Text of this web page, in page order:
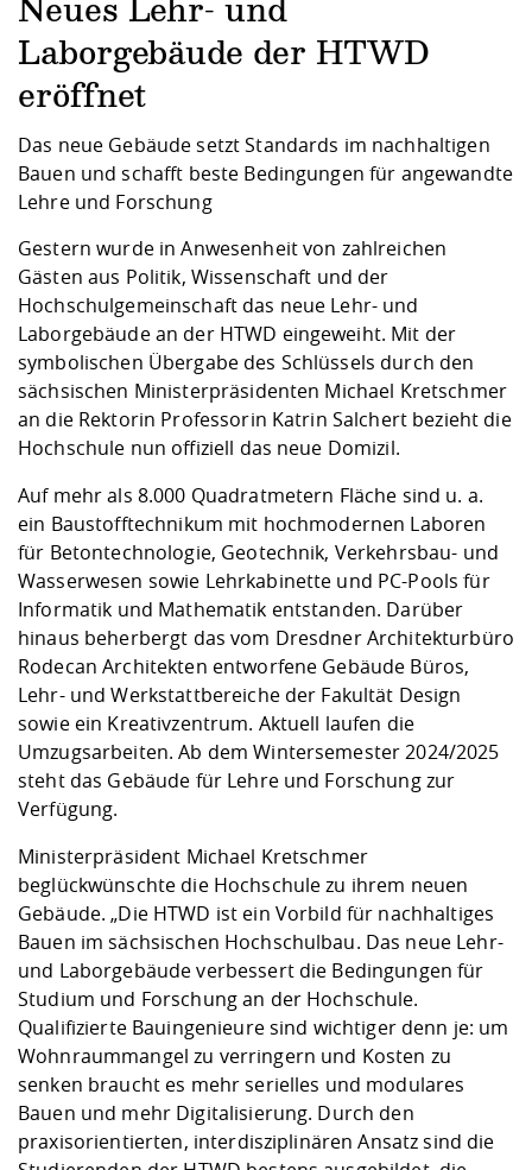
Vorbereitung
Studien- und
und Physik
Digitales Lernen
Fremdsprachen
Jobs, Praktika,
Studieren in
Studentenwerk
Angebote der
Arbeit
Career Service
Formulare und
Internationale
Formulare und
FIS -
Prototyping und
Kontakt &
Klimaschutz &
Förderverein
Gremien und
Maschinenbau
Angebote für
Kontakt und Anfahrt
Qualitätssicherung
Neues Lehr- und
Laborgebäude der HTWD
eröffnet
Das neue Gebäude setzt Standards im nachhaltigen
Bauen und schafft beste Bedingungen für angewandte
Lehre und Forschung
Gestern wurde in Anwesenheit von zahlreichen
Gästen aus Politik, Wissenschaft und der
Hochschulgemeinschaft das neue Lehr- und
Laborgebäude an der HTWD eingeweiht. Mit der
symbolischen Übergabe des Schlüssels durch den
sächsischen Ministerpräsidenten Michael Kretschmer
an die Rektorin Professorin Katrin Salchert bezieht die
Hochschule nun offiziell das neue Domizil.
Auf mehr als 8.000 Quadratmetern Fläche sind u. a.
ein Baustofftechnikum mit hochmodernen Laboren
für Betontechnologie, Geotechnik, Verkehrsbau- und
Wasserwesen sowie Lehrkabinette und PC-Pools für
Informatik und Mathematik entstanden. Darüber
hinaus beherbergt das vom Dresdner Architekturbüro
Rodecan Architekten entworfene Gebäude Büros,
Lehr- und Werkstattbereiche der Fakultät Design
sowie ein Kreativzentrum. Aktuell laufen die
Umzugsarbeiten. Ab dem Wintersemester 2024/2025
steht das Gebäude für Lehre und Forschung zur
Verfügung.
Ministerpräsident Michael Kretschmer
beglückwünschte die Hochschule zu ihrem neuen
Gebäude. „Die HTWD ist ein Vorbild für nachhaltiges
Bauen im sächsischen Hochschulbau. Das neue Lehr-
und Laborgebäude verbessert die Bedingungen für
Studium und Forschung an der Hochschule.
Qualifizierte Bauingenieure sind wichtiger denn je: um
Wohnraummangel zu verringern und Kosten zu
senken braucht es mehr serielles und modulares
Bauen und mehr Digitalisierung. Durch den
praxisorientierten, interdisziplinären Ansatz sind die